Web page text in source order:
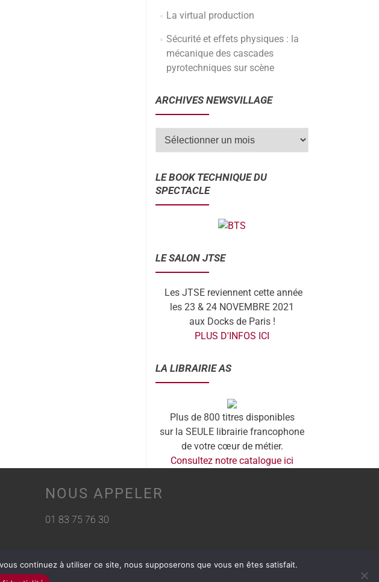
La virtual production
Sécurité et effets physiques : la
mécanique des cascades
pyrotechniques sur scène
ARCHIVES NEWSVILLAGE
LE BOOK TECHNIQUE DU
SPECTACLE
LE SALON JTSE
Les JTSE reviennent cette année
les 23 & 24 NOVEMBRE 2021
aux Docks de Paris !
PLUS D'INFOS ICI
LA LIBRAIRIE AS
Plus de 800 titres disponibles
sur la SEULE librairie francophone
de votre cœur de métier.
Consultez notre catalogue ici
NOUS APPELER
01 83 75 76 30
continuez à utiliser ce site, nous supposerons que vous en êtes satisfait.